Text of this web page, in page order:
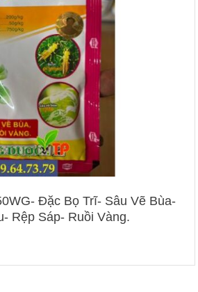
Đặc Bọ Trĩ- Sâu Vẽ Bùa-
Rệp Sáp- Ruồi Vàng.